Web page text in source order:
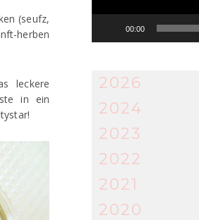
(seufz,
herben
leckere
in ein
00:00
2026
2024
2023
2022
2021
2020